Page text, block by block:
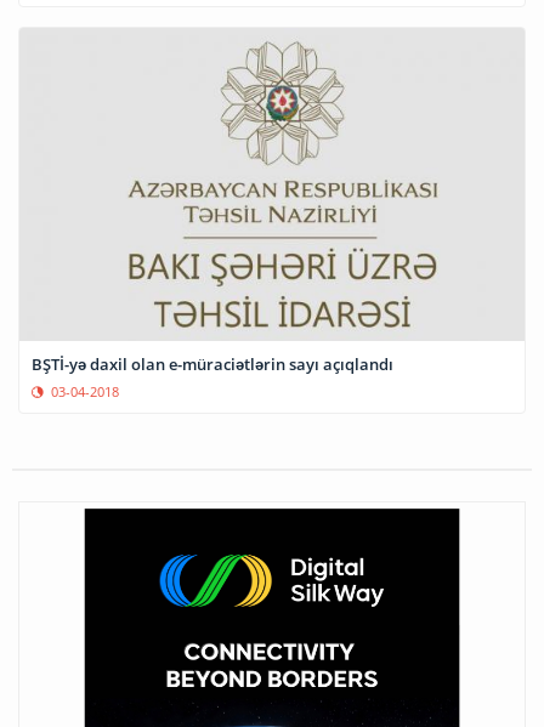
BŞTİ-yə daxil olan e-müraciətlərin sayı açıqlandı
03-04-2018